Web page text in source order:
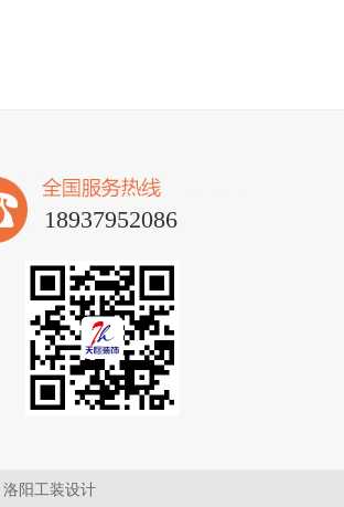
18937952086
洛阳工装设计